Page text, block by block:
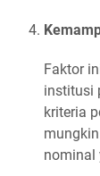
Faktor
institusi
kriteria
nominal